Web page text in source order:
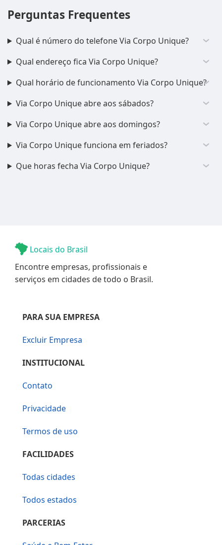
Perguntas Frequentes
Qual é número do telefone Via Corpo Unique?
Qual endereço fica Via Corpo Unique?
Qual horário de funcionamento Via Corpo Unique?
Via Corpo Unique abre aos sábados?
Via Corpo Unique abre aos domingos?
Via Corpo Unique funciona em feriados?
Que horas fecha Via Corpo Unique?
Locais do Brasil
Encontre empresas, profissionais e
serviços em cidades de todo o Brasil.
PARA SUA EMPRESA
Excluir Empresa
INSTITUCIONAL
Contato
Privacidade
Termos de uso
FACILIDADES
Todas cidades
Todos estados
PARCERIAS